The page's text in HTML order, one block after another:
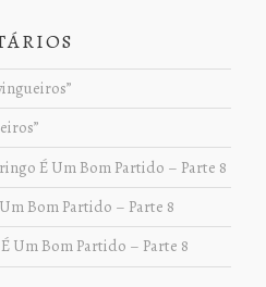
É Um Bom Partido – Parte 8
Bom Partido – Parte 8
Um Bom Partido – Parte 8